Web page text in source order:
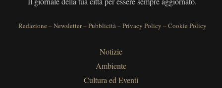
Redazione –Newsletter–Pubblicità–Privacy Policy –Cookie Policy
Notizie
Ambiente
Cultura ed Eventi